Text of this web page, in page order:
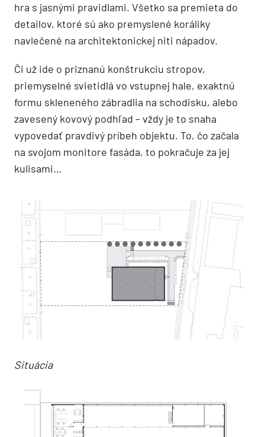
hra s jasnými pravidlami. Všetko sa premieta do
detailov, ktoré sú ako premyslené koráliky
navlečené na architektonickej niti nápadov.
Či už ide o priznanú konštrukciu stropov,
priemyselné svietidlá vo vstupnej hale, exaktnú
formu skleneného zábradlia na schodisku, alebo
zavesený kovový podhľad – vždy je to snaha
vypovedať pravdivý príbeh objektu. To, čo začala
na svojom monitore fasáda, to pokračuje za jej
kulisami…
Situácia